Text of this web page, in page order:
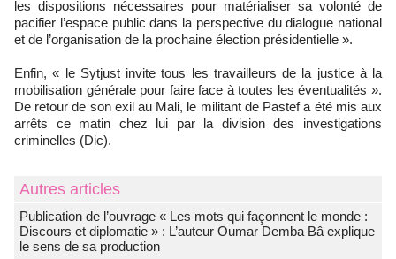
les dispositions nécessaires pour matérialiser sa volonté de
pacifier l’espace public dans la perspective du dialogue national
et de l’organisation de la prochaine élection présidentielle ».
Enfin, « le Sytjust invite tous les travailleurs de la justice à la
mobilisation générale pour faire face à toutes les éventualités ».
De retour de son exil au Mali, le militant de Pastef a été mis aux
arrêts ce matin chez lui par la division des investigations
criminelles (Dic).
Autres articles
Publication de l’ouvrage « Les mots qui façonnent le monde :
Discours et diplomatie » : L’auteur Oumar Demba Bâ explique
le sens de sa production